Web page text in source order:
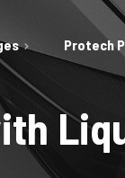
Protech
Gift Vouchers
Engine Steam